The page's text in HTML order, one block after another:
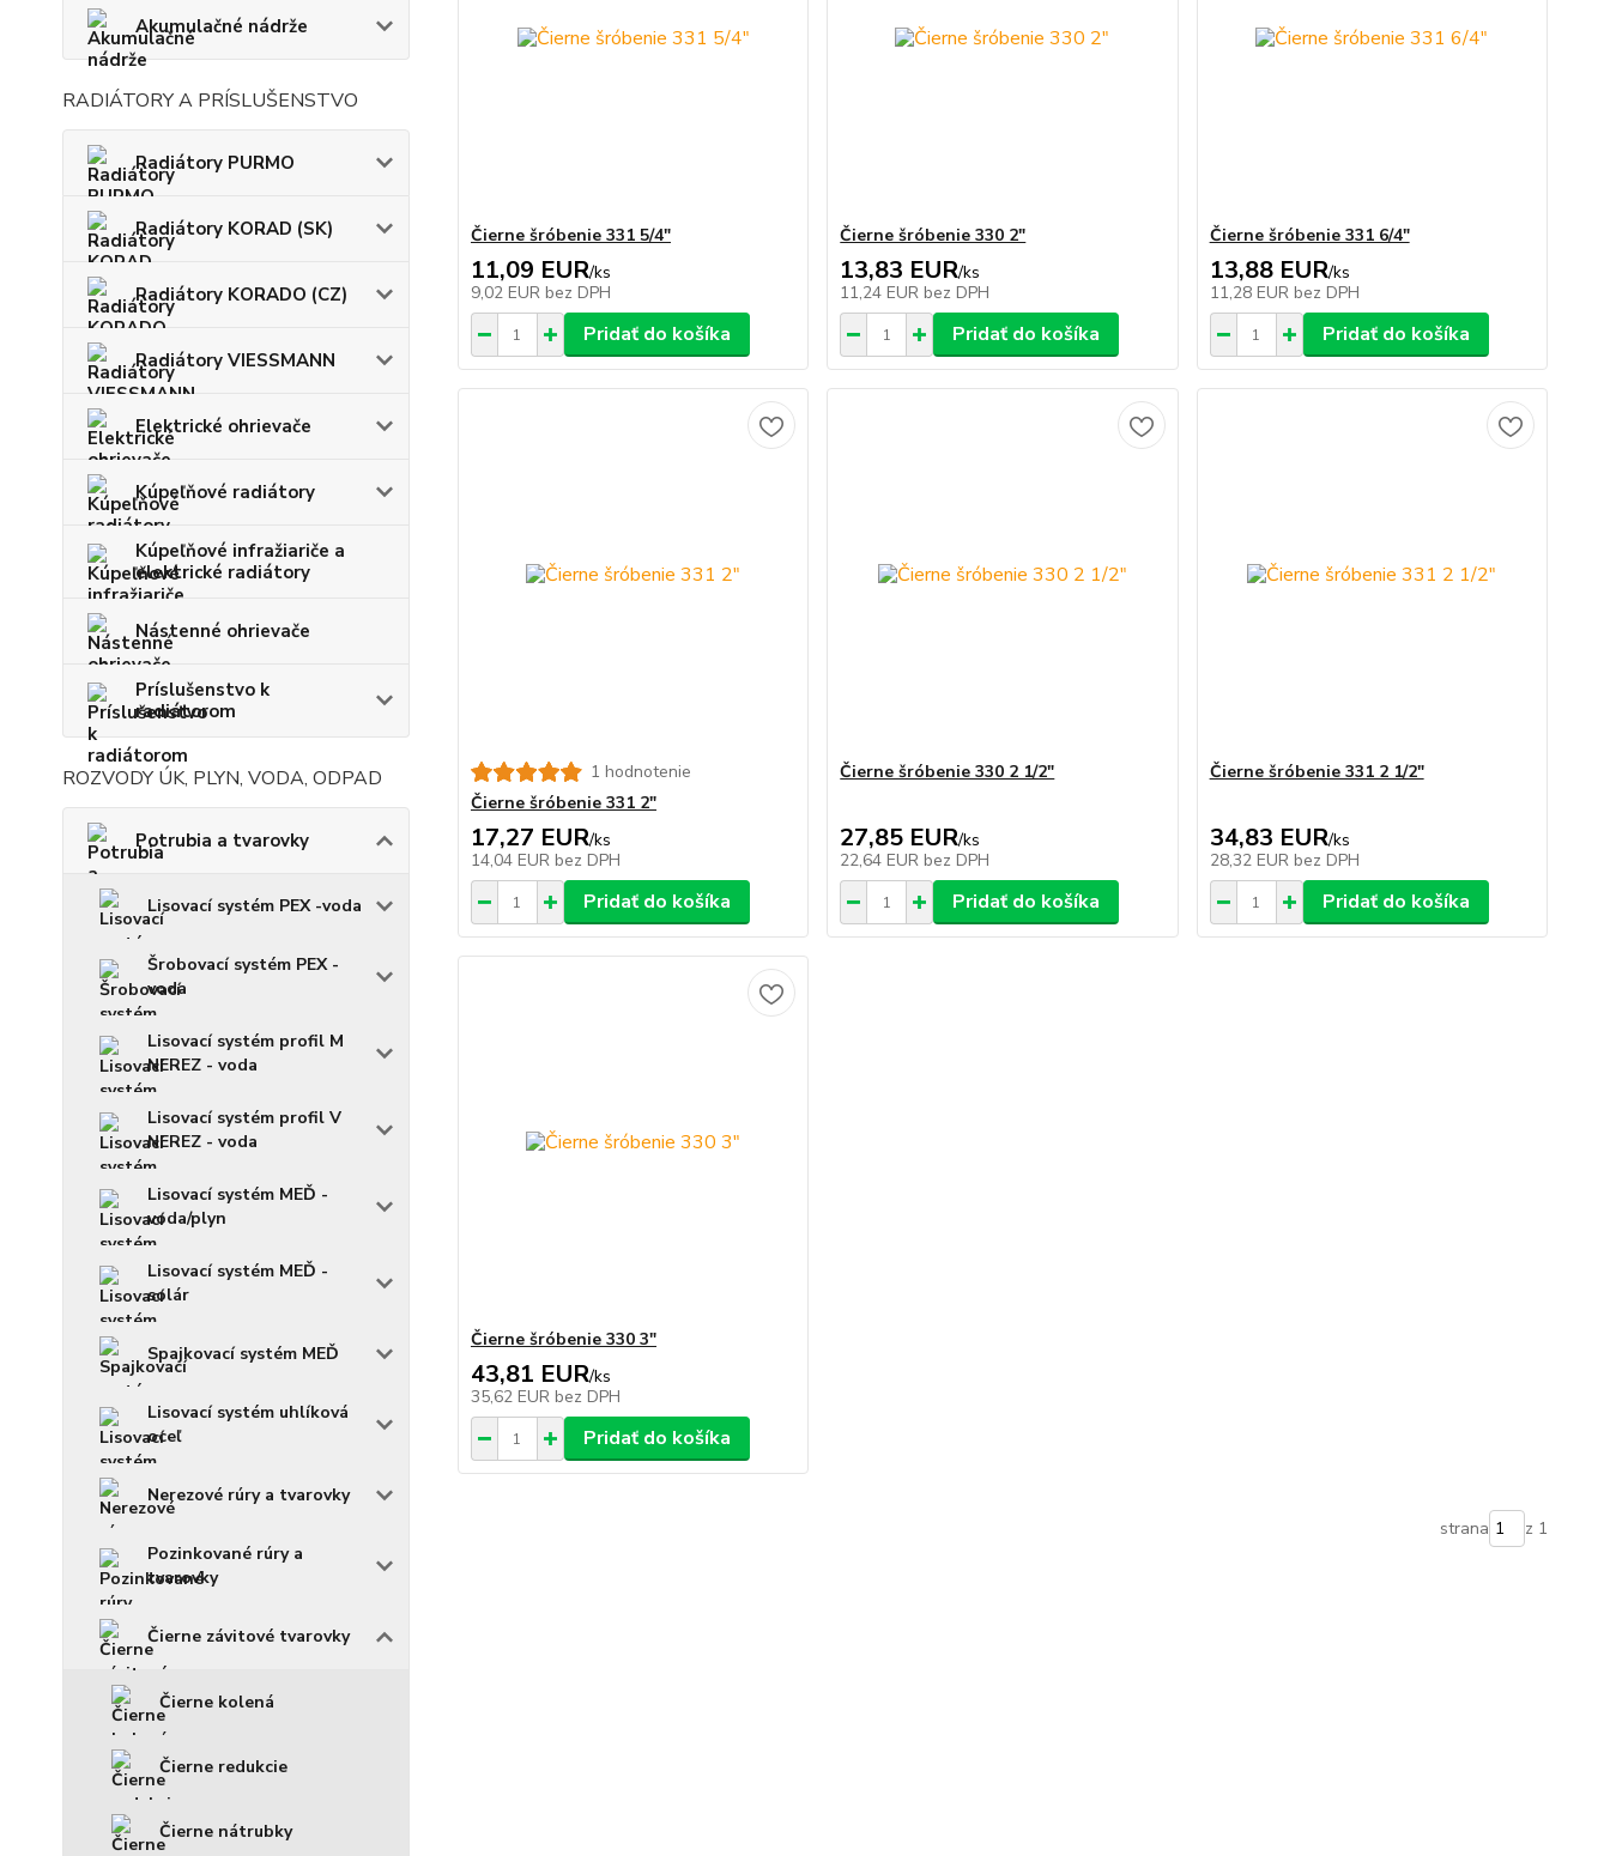
Akumulačné nádrže
RADIÁTORY A PRÍSLUŠENSTVO
Radiátory PURMO
Radiátory KORAD (SK)
Radiátory KORADO (CZ)
Radiátory VIESSMANN
Elektrické ohrievače
Kúpeľňové radiátory
Kúpeľňové infražiariče a
elektrické radiátory
Nástenné ohrievače
Príslušenstvo k
radiátorom
ROZVODY ÚK, PLYN, VODA, ODPAD
Potrubia a tvarovky
Lisovací systém PEX -voda
Šrobovací systém PEX -
voda
Lisovací systém profil M
NEREZ - voda
Lisovací systém profil V
NEREZ - voda
Lisovací systém MEĎ -
voda/plyn
Lisovací systém MEĎ -
solár
Spajkovací systém MEĎ
Lisovací systém uhlíková
oceľ
Nerezové rúry a tvarovky
Pozinkované rúry a
tvarovky
Čierne závitové tvarovky
Čierne kolená
Čierne redukcie
Čierne nátrubky
Čierne šróbenie 331 5/4"
11,09 EUR/ks
9,02 EUR bez DPH
Pridať do košíka
Čierne šróbenie 330 2"
13,83 EUR/ks
11,24 EUR bez DPH
Pridať do košíka
Čierne šróbenie 331 6/4"
13,88 EUR/ks
11,28 EUR bez DPH
Pridať do košíka
1 hodnotenie
Čierne šróbenie 331 2"
17,27 EUR/ks
14,04 EUR bez DPH
Pridať do košíka
Čierne šróbenie 330 2 1/2"
27,85 EUR/ks
22,64 EUR bez DPH
Pridať do košíka
Čierne šróbenie 331 2 1/2"
34,83 EUR/ks
28,32 EUR bez DPH
Pridať do košíka
Čierne šróbenie 330 3"
43,81 EUR/ks
35,62 EUR bez DPH
Pridať do košíka
strana z 1